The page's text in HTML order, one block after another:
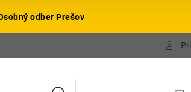
odber Prešov